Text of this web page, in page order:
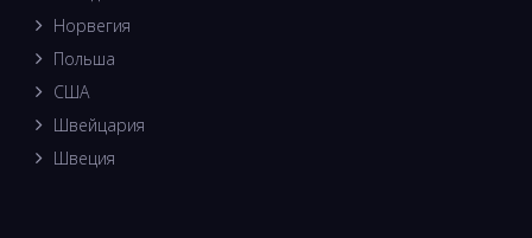
Норвегия
Польша
США
Швейцария
Швеция